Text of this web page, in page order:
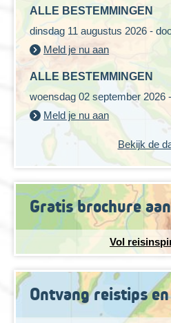
ALLE BESTEMMINGEN
dinsdag 11 augustus 2026 -
Meld je nu aan
ALLE BESTEMMINGEN
woensdag 02 september 2026
Meld je nu aan
Bekijk de
Gratis brochure
Vol
Ontvang reistips